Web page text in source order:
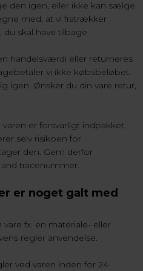
den igen, eller ikke kan sælge
med, at vi fratrækker
skal have tilbage.
handelsværdi eller returneres
vi ikke købsbeløbet.
igen. Ønsker du din vare retur,
er forsvarligt indpakket,
selv risikoen for
den. Gem derfor
tracenummer.
er noget galt med
fx. en materiale- eller
regler anvendelse.
ved varen inden for 24